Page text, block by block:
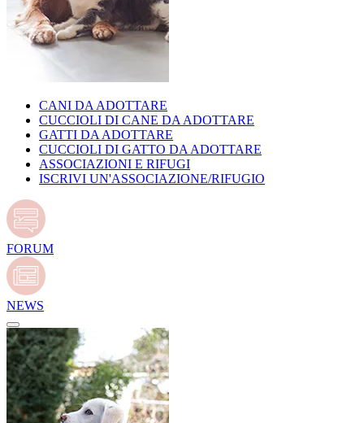
CANI DA ADOTTARE
CUCCIOLI DI CANE DA ADOTTARE
GATTI DA ADOTTARE
CUCCIOLI DI GATTO DA ADOTTARE
ASSOCIAZIONI E RIFUGI
ISCRIVI UN'ASSOCIAZIONE/RIFUGIO
FORUM
NEWS